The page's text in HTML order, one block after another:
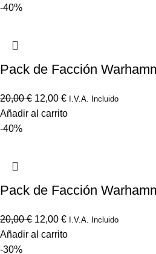
-40%
Pack de Facción
20,00€ 12,00 € I.V.A. Incluido
Añadir al carrito
-40%
Pack de Facción
20,00€ 12,00 € I.V.A. Incluido
Añadir al carrito
-30%